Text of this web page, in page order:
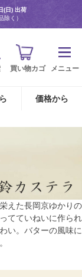
(日) 出荷
除く）
買い物カゴ メニュー
価格から
えた長岡京ゆかりの
てていねいに作られ
い。バターの風味に